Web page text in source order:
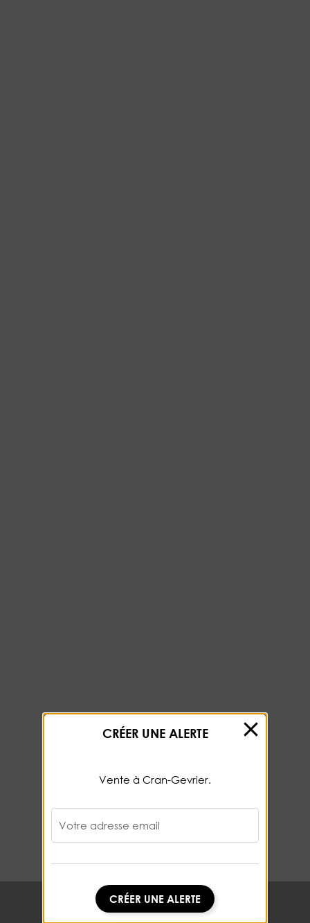
CRÉER UNE ALERTE
CRÉER UNE ALERTE
Vente à Cran-Gevrier.
Votre adresse email
CRÉER UNE ALERTE